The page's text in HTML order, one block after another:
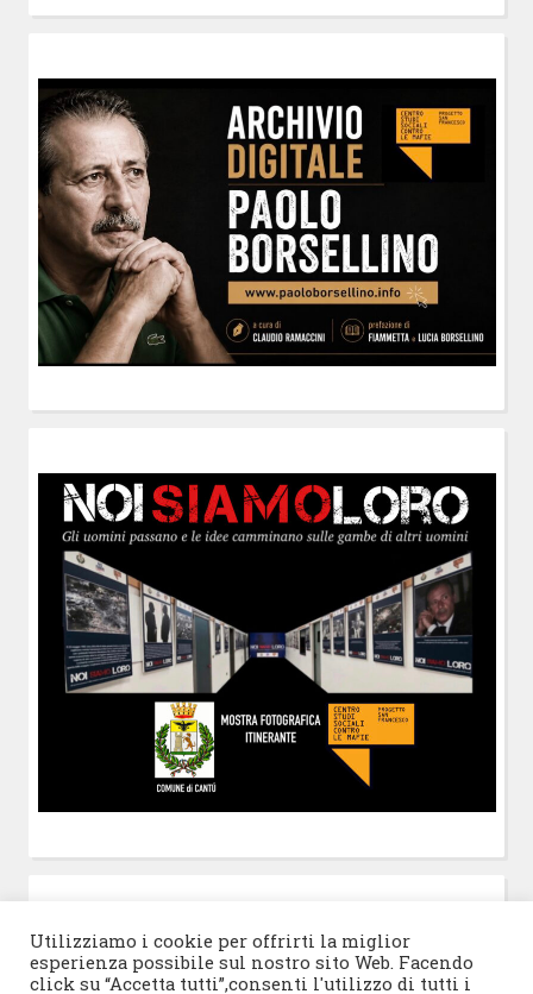
Utilizziamo i cookie per offrirti la miglior
esperienza possibile sul nostro sito Web. Facendo
click su “Accetta tutti”,consenti l'utilizzo di tutti i